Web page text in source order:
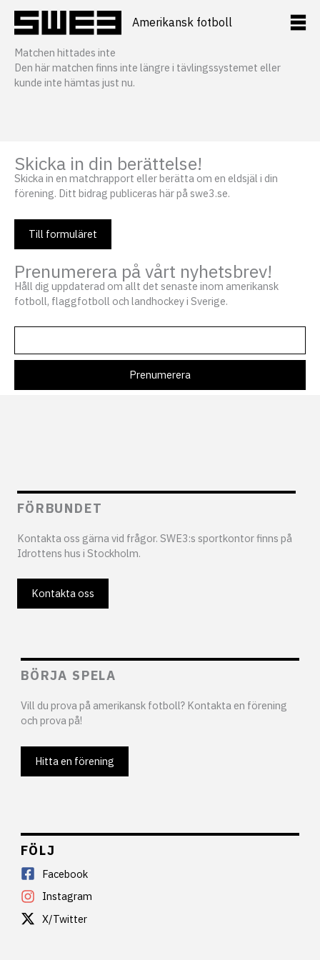
innehåll
Amerikansk fotboll
Matchen hittades inte
Den här matchen finns inte längre i tävlingssystemet eller
kunde inte hämtas just nu.
Skicka in din berättelse!
Skicka in en matchrapport eller berätta om en eldsjäl i din
förening. Ditt bidrag publiceras här på swe3.se.
Till formuläret
Prenumerera på vårt nyhetsbrev!
Håll dig uppdaterad om allt det senaste inom amerikansk
fotboll, flaggfotboll och landhockey i Sverige.
FÖRBUNDET
Kontakta oss gärna vid frågor. SWE3:s sportkontor finns på
Idrottens hus i Stockholm.
Kontakta oss
BÖRJA SPELA
Vill du prova på amerikansk fotboll? Kontakta en förening
och prova på!
Hitta en förening
FÖLJ
Facebook
Instagram
X/Twitter